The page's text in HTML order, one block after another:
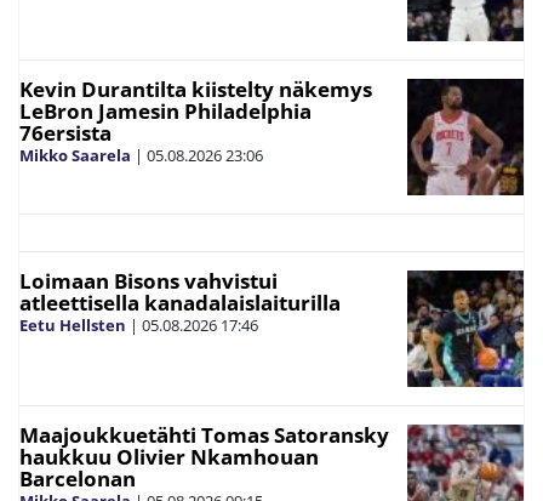
Kevin Durantilta kiistelty näkemys
LeBron Jamesin Philadelphia
76ersista
Mikko Saarela | 05.08.202623:06
Loimaan Bisons vahvistui
atleettisella kanadalaislaiturilla
Eetu Hellsten | 05.08.2026 17:46
Maajoukkuetähti Tomas Satoransky
haukkuu Olivier Nkamhouan
Barcelonan